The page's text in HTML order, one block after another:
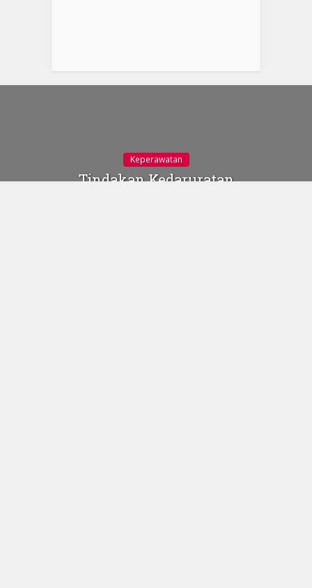
Keperawatan
Tindakan Kedaruratan